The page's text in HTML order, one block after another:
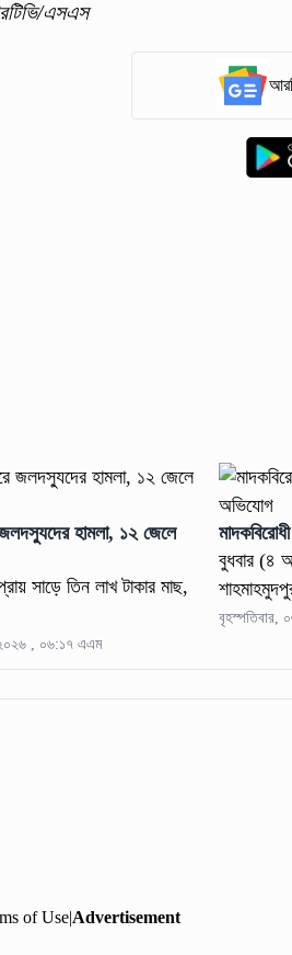
এসএস
জলদস্যুদের হামলা, ১২ জেলে
সাড়ে তিন লাখ টাকার মাছ,
, ০৬:১৭ এএম
বুধবার (৪
of Use|Advertisement